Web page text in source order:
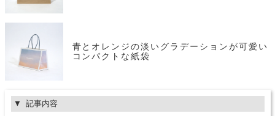
青とオレンジの淡いグラデーションが可愛い
コンパクトな紙袋
記事内容